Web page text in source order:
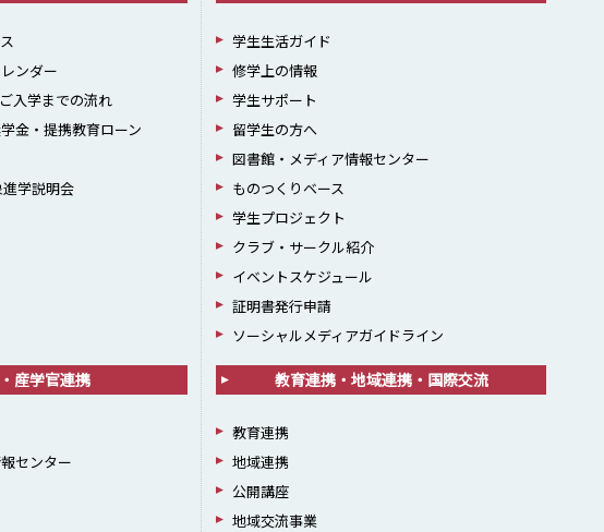
ンダー
入学までの流れ
金・提携教育ローン
学説明会
産学官連携
センター
学生生活ガイド
修学上の情報
学生サポート
留学生の方へ
図書館・メディア情報センター
ものつくりベース
学生プロジェクト
クラブ・サークル紹介
イベントスケジュール
証明書発行申請
ソーシャルメディアガイドライン
教育連携・地域連携・国際交流
教育連携
地域連携
公開講座
地域交流事業